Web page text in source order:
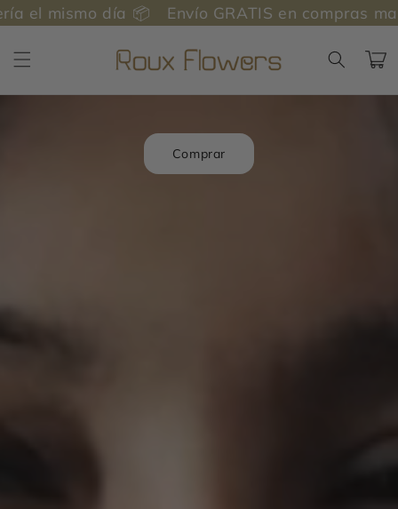
directamente
📦 Envío GRATIS en compras mayores a
Carrito
Comprar